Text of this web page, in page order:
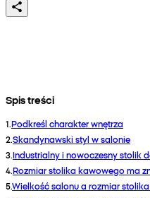
Spis treści
1.Podkreśl charakter wnętrza
2.Skandynawski styl w salonie
3.Industrialny i nowoczesny stolik
4.Rozmiar stolika kawowego ma
5.Wielkość salonu a rozmiar